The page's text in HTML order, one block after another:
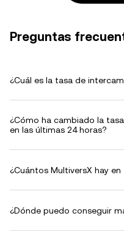
Preguntas
¿Cuál es la tasa de
¿Cómo ha cambiado la
en las últimas 24 horas?
¿Cuántos MultiversX hay
¿Dónde puedo conseguir